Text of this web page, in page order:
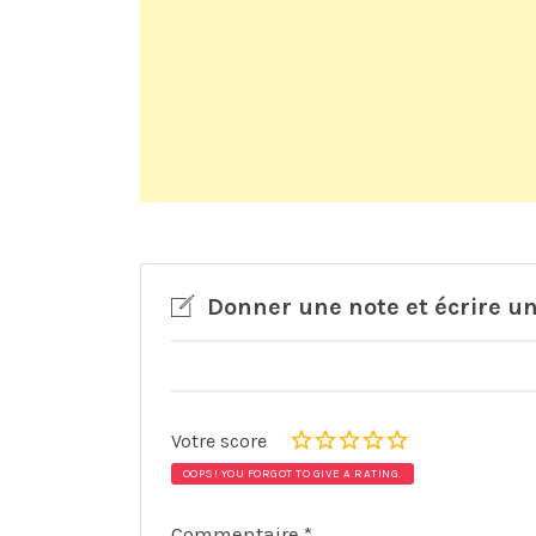
Donner une note et écrire
Votre score
OOPS! YOU FORGOT TO GIVE A RATING.